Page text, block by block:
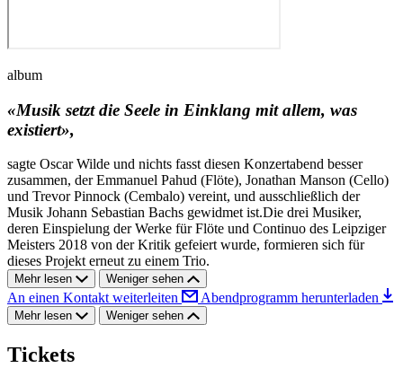
album
«Musik setzt die Seele in Einklang mit allem, was
existiert»,
sagte Oscar Wilde und nichts fasst diesen Konzertabend besser
zusammen, der Emmanuel Pahud (Flöte), Jonathan Manson (Cello)
und Trevor Pinnock (Cembalo) vereint, und ausschließlich der
Musik Johann Sebastian Bachs gewidmet ist.Die drei Musiker,
deren Einspielung der Werke für Flöte und Continuo des Leipziger
Meisters 2018 von der Kritik gefeiert wurde, formieren sich für
dieses Projekt erneut zu einem Trio.
Mehr lesen Weniger sehen
An einen Kontakt weiterleiten Abendprogramm herunterladen
Mehr lesen Weniger sehen
Tickets